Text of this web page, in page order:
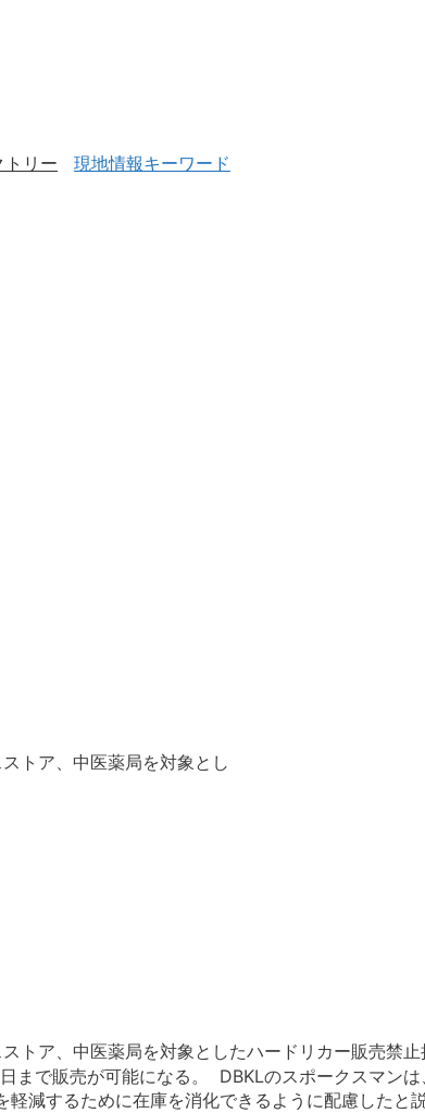
トリー 現地情報キーワード
トア、中医薬局を対象とし
トア、中医薬局を対象としたハードリカー販売禁
まで販売が可能になる。 DBKLのスポークスマン
減するために在庫を消化できるように配慮したと